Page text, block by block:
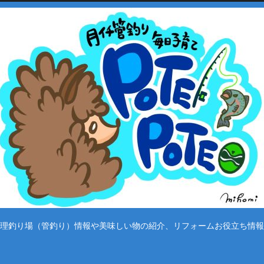
釣り場（管釣り）情報や美味しい物の紹介、リフォームお役立ち情